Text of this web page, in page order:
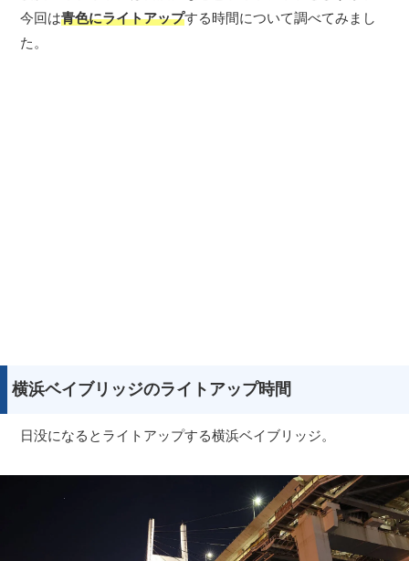
今回は青色にライトアップする時間について調べてみまし
た。
横浜ベイブリッジのライトアップ時間
日没になるとライトアップする横浜ベイブリッジ。